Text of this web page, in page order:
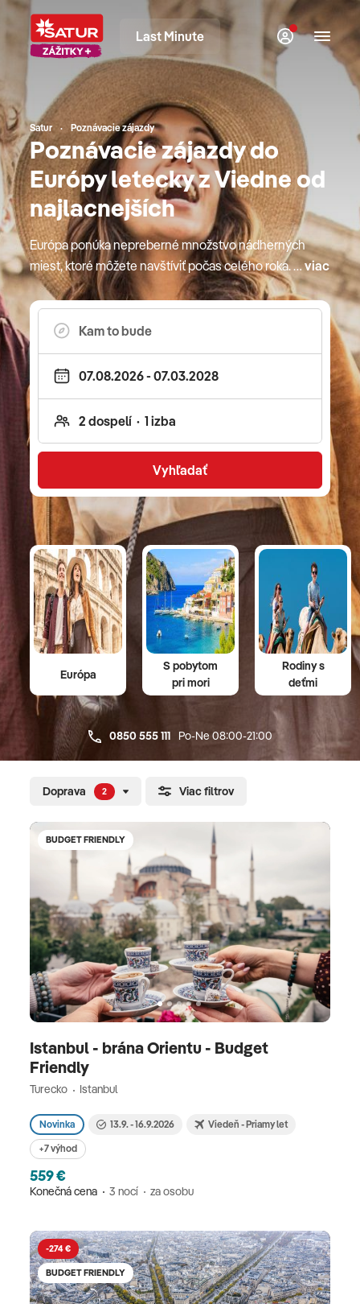
Last Minute
Satur Poznávacie zájazdy
Poznávacie zájazdy do
Európy letecky z Viedne od
najlacnejších
Európa ponúka nepreberné množstvo nádherných
miest, ktoré môžete navštíviť počas celého roka. Či
už sú to krajiny južnej Európy s poznávacími
zájazdami za miestnymi gurmánskymi špecialitami
a vínom, alebo sever s divokou prírodou, v Európe
je stále čo objavovať. S CK SATUR môžete
cestovať aj za kultúrou, pozrieť si môžete napríklad
bohatú ponuku poznávacích zájazdov pre deti -
vidieť môžete napríklad safari, Disneyland v Paríži,
ale aj zábavný park Asterixa a Obelixa.
viac
Vyhľadať
Európa
S pobytom
pri mori
Rodiny s
deťmi
0850 555 111 Po-Ne 08:00-21:00
Doprava 2 Viac filtrov
BUDGET FRIENDLY
Istanbul - brána Orientu - Budget
Friendly
Turecko Istanbul
Novinka 13.9. - 16.9.2026 Viedeň - Priamy let
+7 výhod
559 €
Konečná cena 3 nocí za osobu
-274 €
BUDGET FRIENDLY